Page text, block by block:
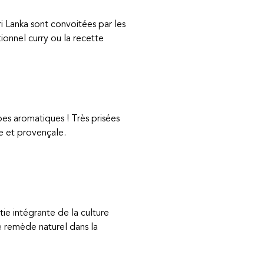
Lanka sont convoitées par les
curry ou la recette
aromatiques ! Très prisées
et provençale.
intégrante de la culture
naturel dans la